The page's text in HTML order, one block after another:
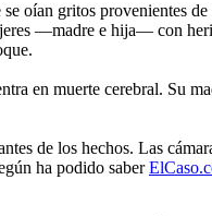
oían gritos provenientes
—madre e hija— con
en muerte cerebral. Su
de los hechos. Las
ha podido saber